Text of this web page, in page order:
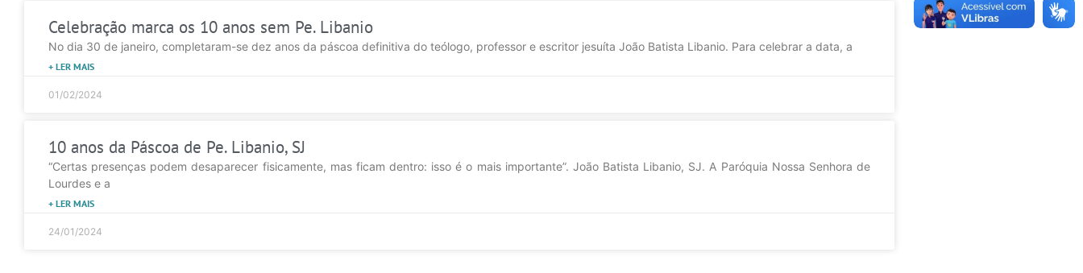
Celebração marca os 10 anos sem Pe. Libanio
No dia 30 de janeiro, completaram-se dez anos da páscoa definitiva do teólogo, professor e escritor jesuíta João Batista Libanio. Para celebrar a data, a
+ LER MAIS
01/02/2024
10 anos da Páscoa de Pe. Libanio, SJ
“Certas presenças podem desaparecer fisicamente, mas ficam dentro: isso é o mais importante”. João Batista Libanio, SJ. A Paróquia Nossa Senhora de
Lourdes e a
+ LER MAIS
24/01/2024